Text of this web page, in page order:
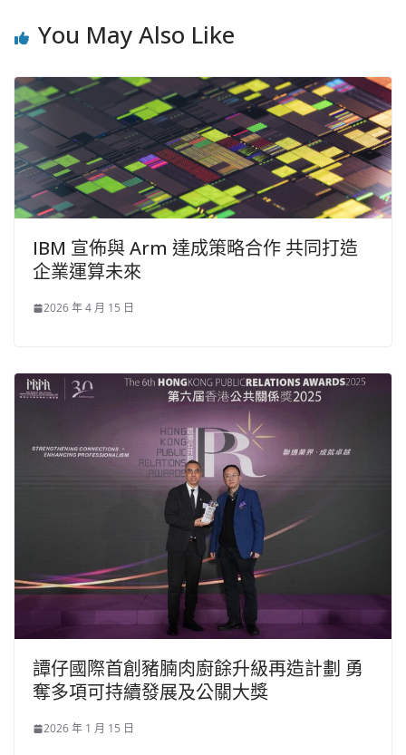
You May Also Like
IBM 宣佈與 Arm 達成策略合作 共同打造
企業運算未來
2026 年 4 月 15 日
譚仔國際首創豬腩肉廚餘升級再造計劃 勇
奪多項可持續發展及公關大獎
2026 年 1 月 15 日